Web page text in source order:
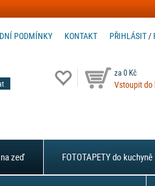
PŘIHLÁSIT/
KONTAKT
PODMÍNKY
za 0 Kč
Vstoupit do
zeď FOTOTAPETY do kuchyně